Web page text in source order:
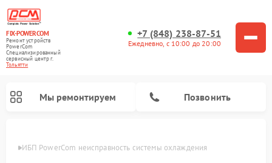
FIX-POWERCOM
Ремонт устройств
PowerCom
Специализированный
cервисный центр г.
Тольятти
+7 (848) 238-87-51
Ежедневно, с 10:00 до 20:00
Мы ремонтируем Позвонить
ИБП PowerCom неисправность системы охлаждения